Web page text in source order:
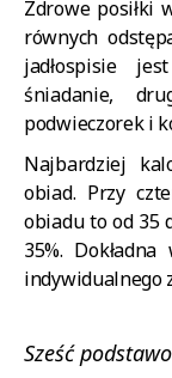
Zdrowe posiłki
równych
jadłospisie
śniadanie,
podwieczorek i
Najbardziej
obiad. Przy
obiadu to od 35
35%.
indywidualnego
Sześć